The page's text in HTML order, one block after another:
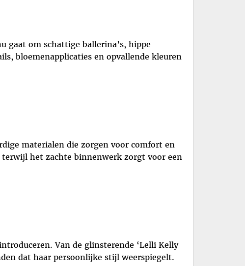
gaat om schattige ballerina’s, hippe
bloemenapplicaties en opvallende kleuren
materialen die zorgen voor comfort en
terwijl het zachte binnenwerk zorgt voor een
Van de glinsterende ‘Lelli Kelly
dat haar persoonlijke stijl weerspiegelt.